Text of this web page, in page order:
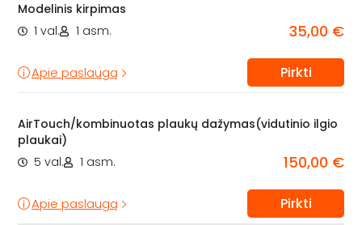
Modelinis kirpimas
1 val.
1 asm. 35,00 €
Apie paslaugą Pirkti
AirTouch/kombinuotas plaukų dažymas(vidutinio ilgio
plaukai)
5 val.
1 asm. 150,00 €
Apie paslaugą Pirkti